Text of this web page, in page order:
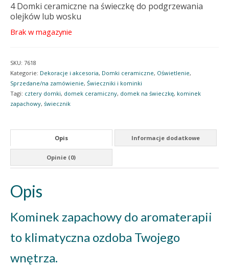
4 Domki ceramiczne na świeczkę do podgrzewania
olejków lub wosku
Brak w magazynie
SKU: 7618
Kategorie: Dekoracje i akcesoria, Domki ceramiczne, Oświetlenie,
Sprzedane/na zamówienie, Świeczniki i kominki
Tagi: cztery domki, domek ceramiczny, domek na świeczkę, kominek
zapachowy, świecznik
Opis Informacje dodatkowe
Opinie (0)
Opis
Kominek zapachowy do aromaterapii
to klimatyczna ozdoba Twojego
wnętrza.